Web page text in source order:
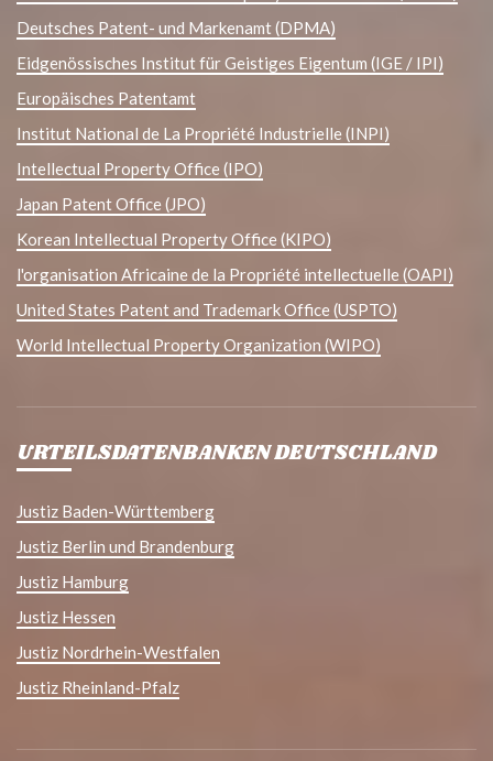
Deutsches Patent- und Markenamt (DPMA)
Eidgenössisches Institut für Geistiges Eigentum (IGE / IPI)
Europäisches Patentamt
Institut National de La Propriété Industrielle (INPI)
Intellectual Property Office (IPO)
Japan Patent Office (JPO)
Korean Intellectual Property Office (KIPO)
l'organisation Africaine de la Propriété intellectuelle (OAPI)
United States Patent and Trademark Office (USPTO)
World Intellectual Property Organization (WIPO)
URTEILSDATENBANKEN DEUTSCHLAND
Justiz Baden-Württemberg
Justiz Berlin und Brandenburg
Justiz Hamburg
Justiz Hessen
Justiz Nordrhein-Westfalen
Justiz Rheinland-Pfalz